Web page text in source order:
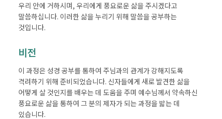
우리 안에 거하시며, 우리에게 풍요로운 삶을 주시겠다고
말씀하십니다. 이러한 삶을 누리기 위해 말씀을 공부하는
것입니다.
비전
이 과정은 성경 공부를 통하여 주님과의 관계가 강해지도록
격려하기 위해 준비되었습니다. 신자들에게 새로 발견한 삶을
어떻게 살 것인지를 배우는 데 도움을 주며 예수님께서 약속하신
풍요로운 삶을 통하여 그 분의 제자가 되는 과정을 밟는 데
있습니다.